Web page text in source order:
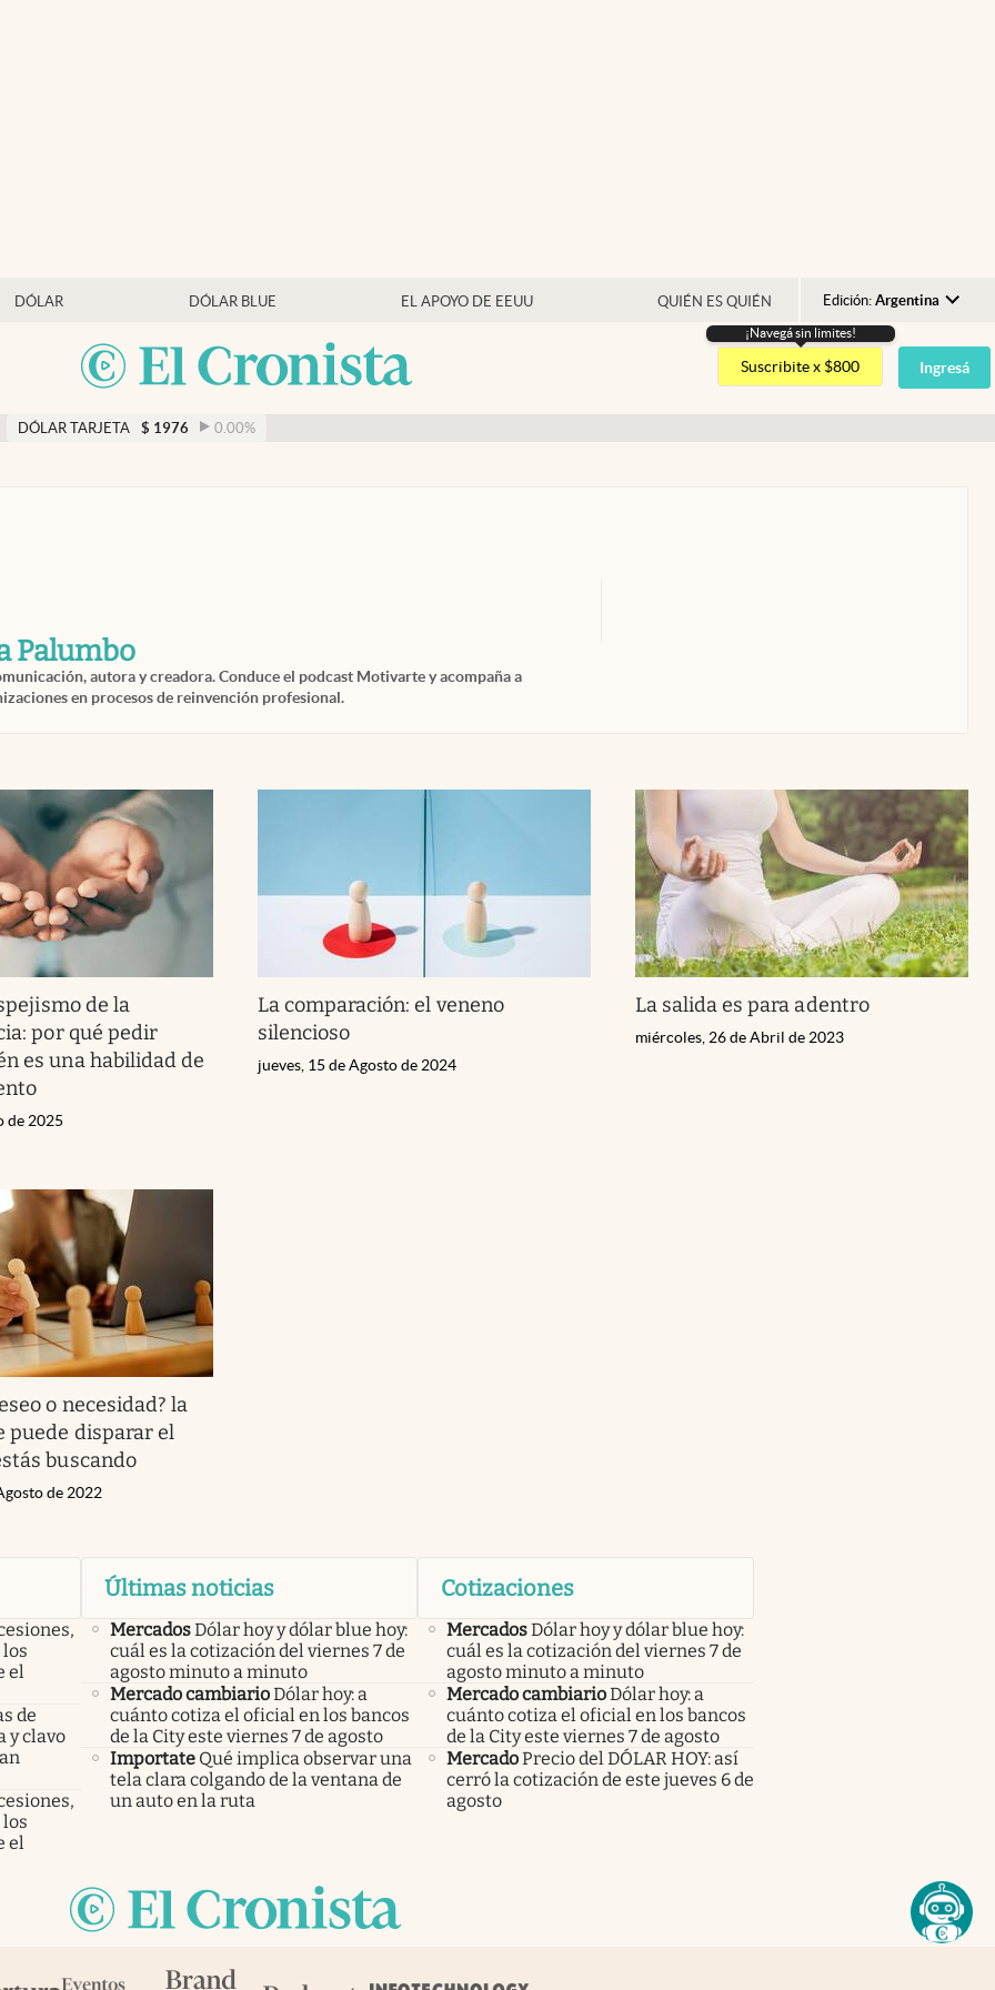
DÓLAR DÓLAR BLUE EL APOYO DE EEUU QUIÉN ES QUIÉN Edición: Argentina
Argentina
España
¡Navegá sin limites!
Suscribite x $800 Ingresá
DÓLAR TARJETA $ 1976 0.00%
Palumbo
autora y creadora. Conduce el podcast Motivarte y acompaña a
en procesos de reinvención profesional.
de la
por qué pedir
es una habilidad de
de 2025
La comparación: el veneno
silencioso
jueves, 15 de Agosto de 2024
La salida es para adentro
miércoles, 26 de Abril de 2023
o necesidad? la
puede disparar el
buscando
de 2022
el
de
y clavo
el
Últimas noticias
MercadosDólar hoy y dólar blue hoy:
cuál es la cotización del viernes 7 de
agosto minuto a minuto
Mercado cambiarioDólar hoy: a
cuánto cotiza el oficial en los bancos
de la City este viernes 7 de agosto
Importate Qué implica observar una
tela clara colgando de la ventana de
un auto en la ruta
Cotizaciones
MercadosDólar hoy y dólar blue hoy:
cuál es la cotización del viernes 7 de
agosto minuto a minuto
Mercado cambiarioDólar hoy: a
cuánto cotiza el oficial en los bancos
de la City este viernes 7 de agosto
MercadoPrecio del DÓLAR HOY: así
cerró la cotización de este jueves 6 de
agosto